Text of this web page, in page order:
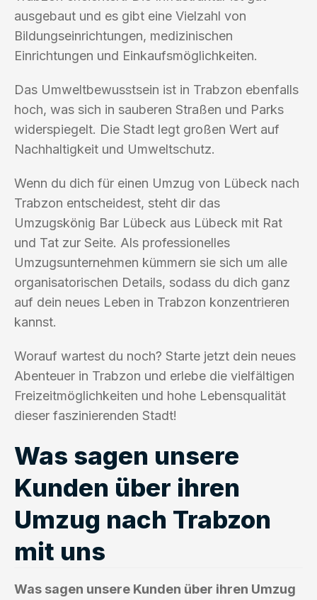
ausgebaut und es gibt eine Vielzahl von
Bildungseinrichtungen, medizinischen
Einrichtungen und Einkaufsmöglichkeiten.
Das Umweltbewusstsein ist in Trabzon ebenfalls
hoch, was sich in sauberen Straßen und Parks
widerspiegelt. Die Stadt legt großen Wert auf
Nachhaltigkeit und Umweltschutz.
Wenn du dich für einen Umzug von Lübeck nach
Trabzon entscheidest, steht dir das
Umzugskönig Bar Lübeck aus Lübeck mit Rat
und Tat zur Seite. Als professionelles
Umzugsunternehmen kümmern sie sich um alle
organisatorischen Details, sodass du dich ganz
auf dein neues Leben in Trabzon konzentrieren
kannst.
Worauf wartest du noch? Starte jetzt dein neues
Abenteuer in Trabzon und erlebe die vielfältigen
Freizeitmöglichkeiten und hohe Lebensqualität
dieser faszinierenden Stadt!
Was sagen unsere
Kunden über ihren
Umzug nach Trabzon
mit uns
Was sagen unsere Kunden über ihren Umzug